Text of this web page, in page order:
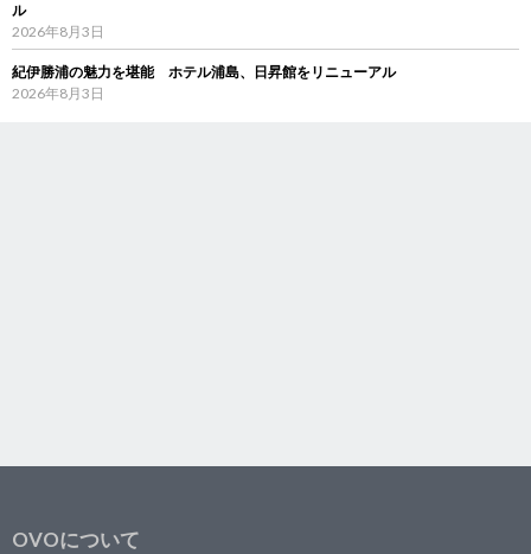
ル
2026年8月3日
紀伊勝浦の魅力を堪能 ホテル浦島、日昇館をリニューアル
2026年8月3日
OVOについて